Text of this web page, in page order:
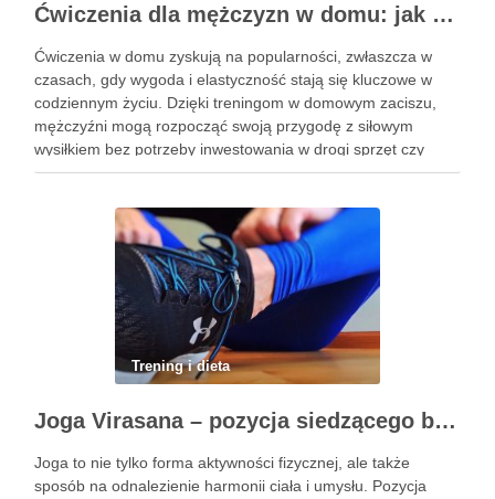
Ćwiczenia dla mężczyzn w domu: jak zacząć i utrzymać motywację
Ćwiczenia w domu zyskują na popularności, zwłaszcza w
czasach, gdy wygoda i elastyczność stają się kluczowe w
codziennym życiu. Dzięki treningom w domowym zaciszu,
mężczyźni mogą rozpocząć swoją przygodę z siłowym
wysiłkiem bez potrzeby inwestowania w drogi sprzęt czy
dojazdy do siłowni. Regularne ćwiczenia, które można
Trening i dieta
Joga Virasana – pozycja siedzącego bohatera i jej korzyści
Joga to nie tylko forma aktywności fizycznej, ale także
sposób na odnalezienie harmonii ciała i umysłu. Pozycja